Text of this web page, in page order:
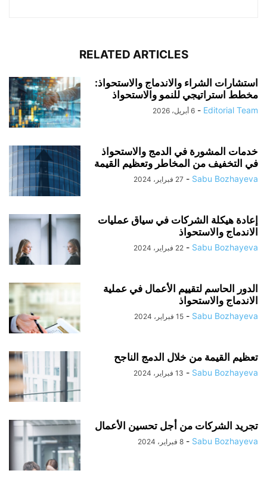
RELATED ARTICLES
استشارات الشراء والاندماج والاستحواذ:
مخطط استراتيجي للنمو والاستحواذ
Editorial Team
- 6 أبريل، 2026
خدمات المشورة في الدمج والاستحواذ
في التخفيف من المخاطر وتعظيم القيمة
Sabu Bozhayeva
- 27 فبراير، 2024
إعادة هيكلة الشركات في سياق عمليات
الاندماج والاستحواذ
Sabu Bozhayeva
- 22 فبراير، 2024
الدور الحاسم لتقييم الأعمال في عملية
الاندماج والاستحواذ
Sabu Bozhayeva
- 15 فبراير، 2024
تعظيم القيمة من خلال الدمج الناجح
Sabu Bozhayeva
- 13 فبراير، 2024
تجريد الشركات من أجل تحسين الأعمال
Sabu Bozhayeva
- 8 فبراير، 2024